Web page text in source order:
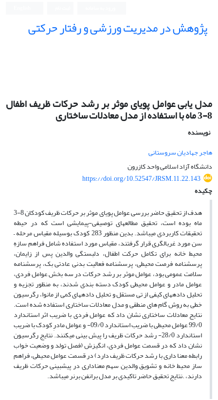
پژوهش در مدیریت ورزشی و رفتار حرکتی
مدل یابی عوامل پویای موثر بر رشد حرکات ظریف اطفال
8-3 ماه با استفاده از مدل معادلات ساختاری
نویسنده
هاجر جهادیان سروستانی
دانشگاه آزاد اسلامی واحد کازرون
https://doi.org/10.52547/JRSM.11.22.143
چکیده
هدف از تحقیق حاضر بررسی عوامل پویای موثر بر حرکات ظریف کودکان 8-3
ماه بوده است، تحقیق مطالعه­ای توصیفی-پیمایشی است که در حیطه
تحقیقات کاربردی می­باشد. بدین منظور 283 کودک بوسیله مقیاس مرحله –
سن مورد غربالگری قرار گرفتند، مقیاس مورد استفاده شامل فراهم سازهِ
محیط خانه برای تکامل حرکت اطفال، دلبستگی والدین پس از زایمان،
پرسشنامه فرصت محیطی، پرسشنامه فعالیت بدنی عادتی بک، پرسشنامه
سلامت عمومی بود، عوامل موثر بر رشد حرکات در سه بخش عوامل فردی،
عوامل مادر و عوامل محیطی کودک دسته بندی شدند، به منظور تجزیه و
تحلیل داده­های کیفی از تی مستقل و تحلیل داده­های کمی از مانوا، رگرسیون
خطی به روش گام های منطقی و مدل معادلات ساختاری استفاده شده است.
نتایج معادلات ساختاری نشان داد که عوامل فردی با ضریب اثر استاندارد
99/0 عوامل محیطی با ضریب استاندارد 09/0- و عوامل مادرِ کودک با ضریب
استاندارد 28/0- رشد حرکات ظریف را پیش بینی می کنند. نتایج رگرسیون
نشان داد که در قسمت عوامل فردی، انگیزش (فصل تولد و وضعیت خواب
رابطه معنا داری با رشد حرکات ظریف دارد) در قسمت عوامل محیطی، فراهم
ساز محیط خانه و تشویق والدین سهم معناداری در پیش­بینی حرکات ظریف
دارند، .نتایج تحقیق حاضر تاکیدی بر مدل برانفن برنر می­باشد.